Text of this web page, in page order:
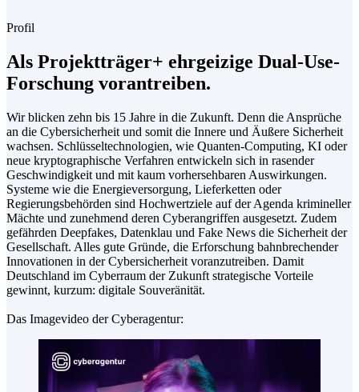
Profil
Als Projektträger+ ehrgeizige Dual-Use-
Forschung vorantreiben.
Wir blicken zehn bis 15 Jahre in die Zukunft. Denn die Ansprüche
an die Cybersicherheit und somit die Innere und Äußere Sicherheit
wachsen. Schlüsseltechnologien, wie Quanten-Computing, KI oder
neue kryptographische Verfahren entwickeln sich in rasender
Geschwindigkeit und mit kaum vorhersehbaren Auswirkungen.
Systeme wie die Energieversorgung, Lieferketten oder
Regierungsbehörden sind Hochwertziele auf der Agenda krimineller
Mächte und zunehmend deren Cyberangriffen ausgesetzt. Zudem
gefährden Deepfakes, Datenklau und Fake News die Sicherheit der
Gesellschaft. Alles gute Gründe, die Erforschung bahnbrechender
Innovationen in der Cybersicherheit voranzutreiben. Damit
Deutschland im Cyberraum der Zukunft strategische Vorteile
gewinnt, kurzum: digitale Souveränität.
Das Imagevideo der Cyberagentur: